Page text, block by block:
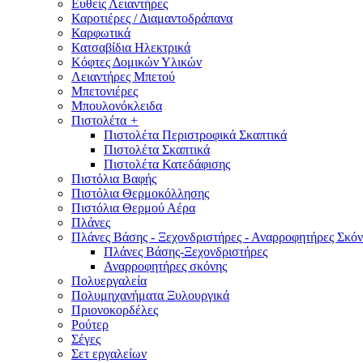
Ευθείς Λειαντήρες
Καροτιέρες / Διαμαντοδράπανα
Καρφωτικά
Κατσαβίδια Ηλεκτρικά
Κόφτες Δομικών Υλικών
Λειαντήρες Μπετού
Μπετονιέρες
Μπουλονόκλειδα
Πιστολέτα +
Πιστολέτα Περιστροφικά Σκαπτικά
Πιστολέτα Σκαπτικά
Πιστολέτα Κατεδάφισης
Πιστόλια Βαφής
Πιστόλια Θερμοκόλλησης
Πιστόλια Θερμού Αέρα
Πλάνες
Πλάνες Βάσης - Ξεχονδριστήρες - Αναρροφητήρες
Πλάνες Βάσης-Ξεχονδριστήρες
Αναρροφητήρες σκόνης
Πολυεργαλεία
Πολυμηχανήματα Ξυλουργικά
Πριονοκορδέλες
Ρούτερ
Σέγες
Σετ εργαλείων